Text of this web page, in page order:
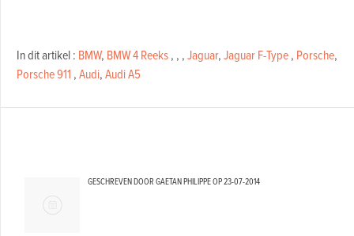
In dit artikel : BMW, BMW 4 Reeks, , ,Jaguar,Jaguar F-Type, Porsche,
Porsche 911 ,Audi,Audi A5
GESCHREVEN DOOR GAETAN PHILIPPE OP23-07-2014